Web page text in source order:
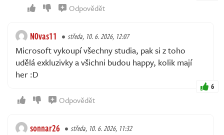
Odpovědět
N0vas11 středa, 10. 6. 2026, 12:07
Microsoft vykoupí všechny studia, pak si z toho
udělá exkluzivky a všichni budou happy, kolik mají
her :D
6
Odpovědět
sonnar26 středa, 10. 6. 2026, 11:32